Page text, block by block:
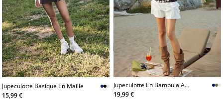
Jupeculotte Basique En Maille
15,99 €
Jupeculotte En Bambula A
Volants L01261250
19,99 €